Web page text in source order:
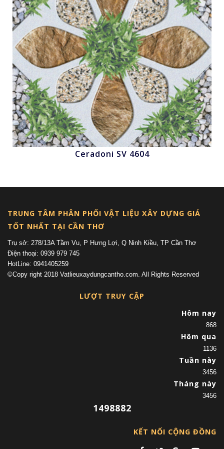
Nhấn để xem
Ceradoni SV 4604
TRUNG TÂM PHÂN PHỐI VẬT LIỆU XÂY DỰNG GIÁ
TỐT NHẤT TẠI CẦN THƠ
Trụ sở: 278/13A Tầm Vu, P Hưng Lợi, Q Ninh Kiều, TP Cần Thơ
Điện thoại: 0939 979 745
HotLine: 0941405259
©Copy right 2018 Vatlieuxaydungcantho.com. All Rights Reserved
LƯỢT TRUY CẬP
Hôm nay
868
Hôm qua
1136
Tuần này
3456
Tháng này
3456
1498882
KẾT NỐI CỘNG ĐỒNG